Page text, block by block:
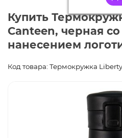
Купить
Canteen, черная
нанесением
Код товара: Термокружка